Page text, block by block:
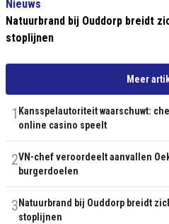
Nieuws
Natuurbrand bij Ouddorp breidt
stoplijnen
Meer
1 Kansspelautoriteit waarschuwt:
online casino speelt
2VN-chef veroordeelt aanvallen
burgerdoelen
3 Natuurbrand bij Ouddorp breidt
stoplijnen